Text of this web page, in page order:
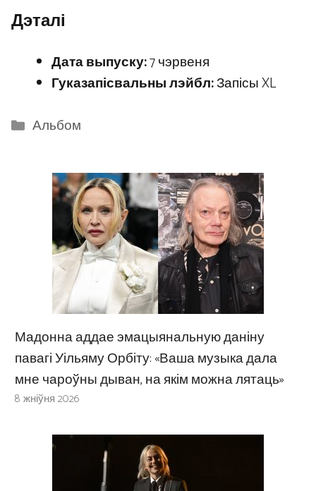
Дэталі
Дата выпуску:7 чэрвеня
Гуказапісвальны лэйбл:Запісы XL
Categories
Альбом
Мадонна аддае эмацыянальную даніну
павагі Уільяму Орбіту: «Ваша музыка дала
мне чароўны дыван, на якім можна лятаць»
8 жніўня 2026